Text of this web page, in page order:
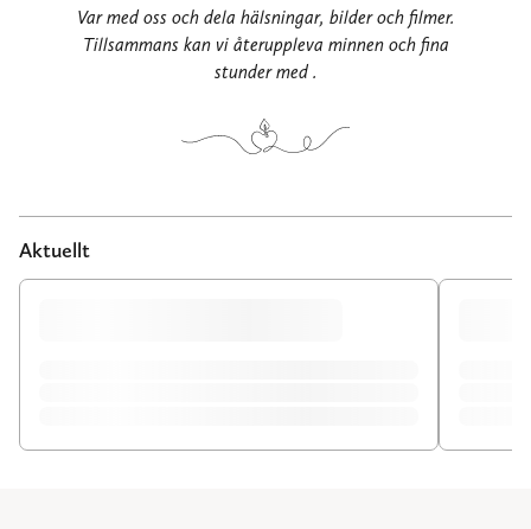
Var med oss och dela hälsningar, bilder och filmer.
Tillsammans kan vi återuppleva minnen och fina
stunder med .
Aktuellt